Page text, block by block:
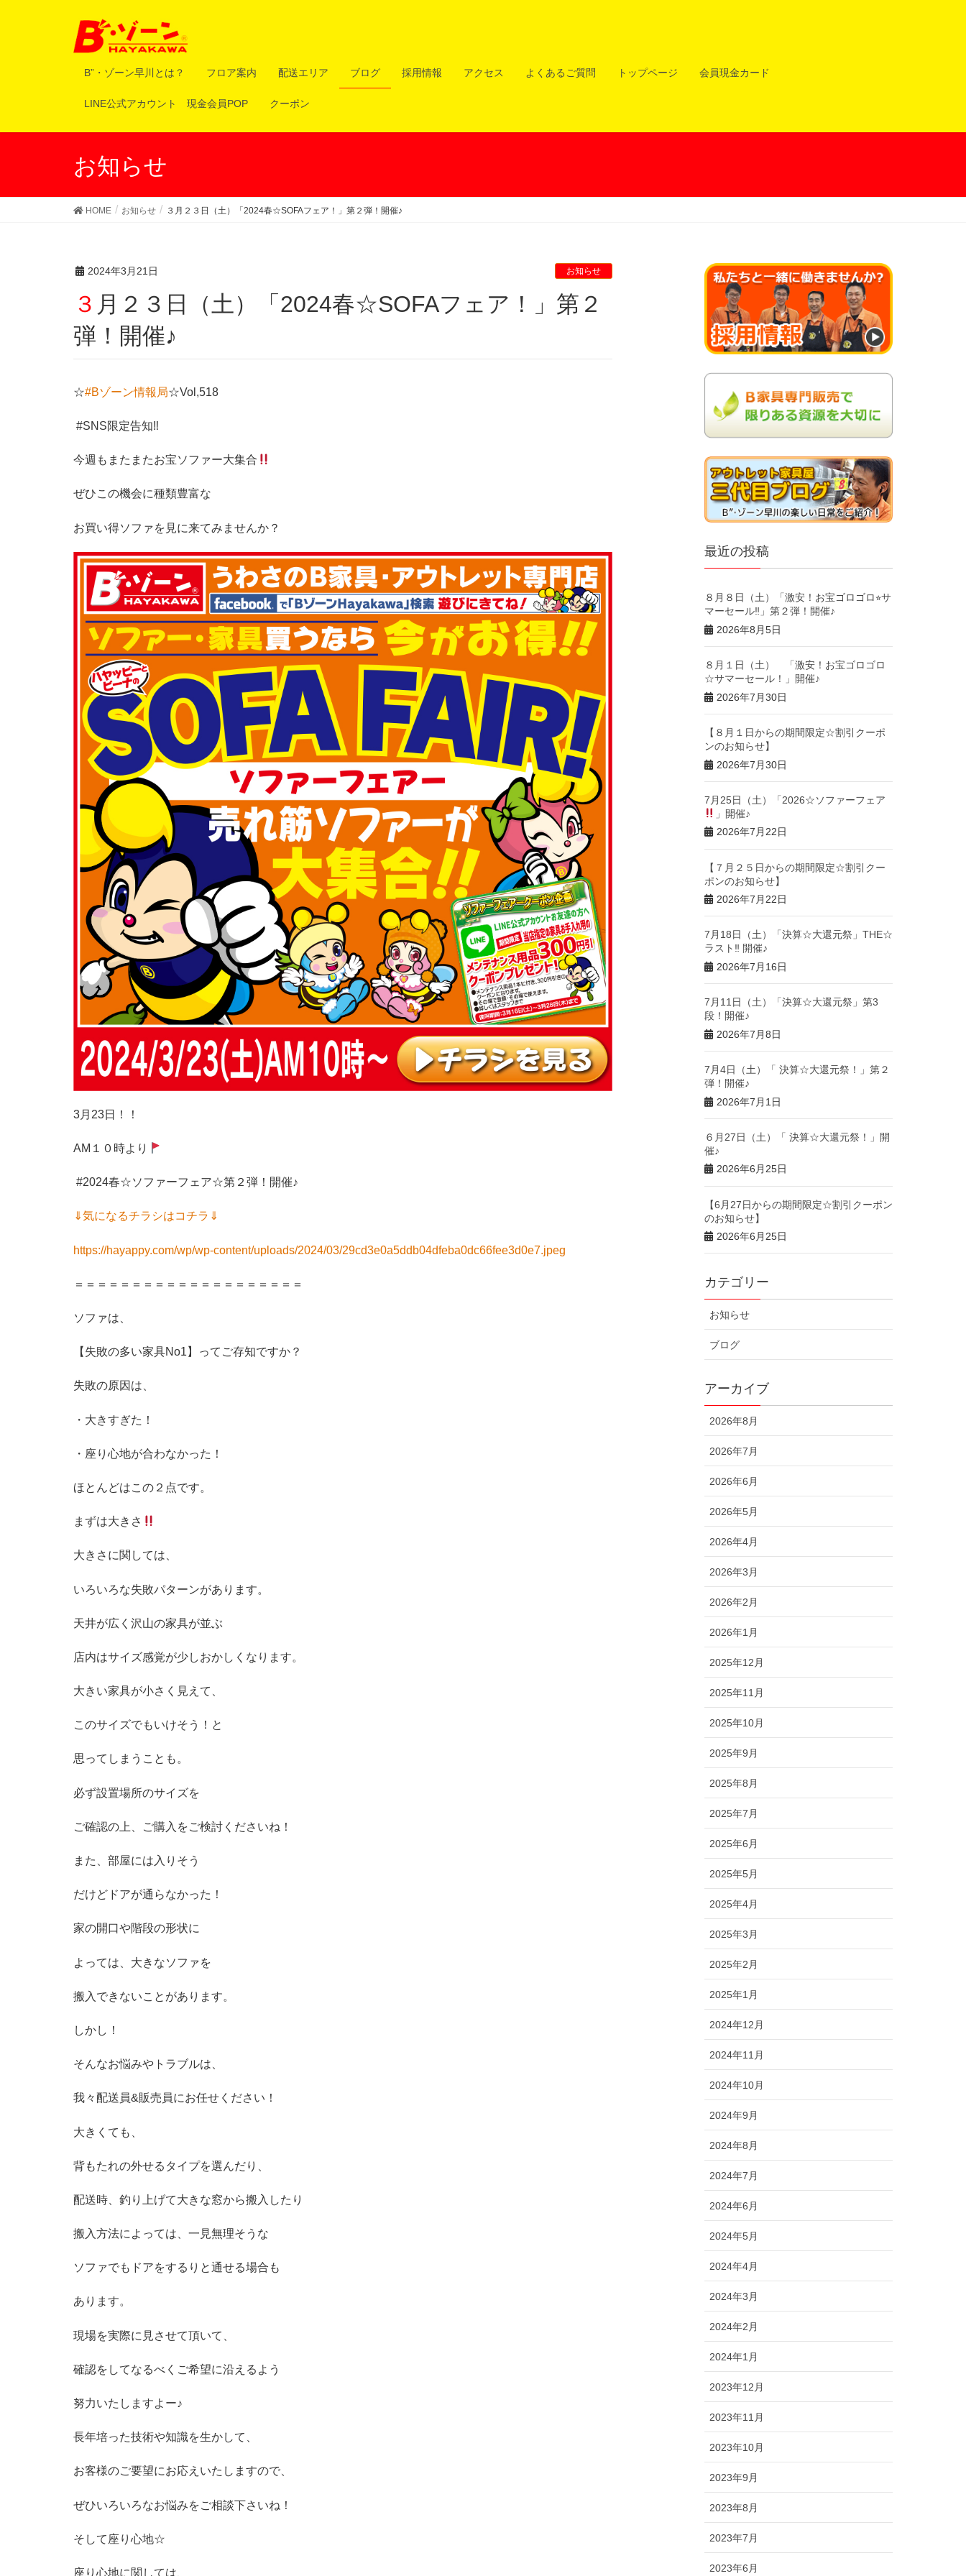
B”・ゾーン早川とは？ フロア案内 配送エリア ブログ 採用情報 アクセス よくあるご質問 トップページ 会員現金カード
LINE公式アカウント 現金会員POP クーポン
お知らせ
HOME お知らせ ３月２３日（土）「2024春☆SOFAフェア！」第２弾！開催♪
2024年3月21日 お知らせ
３月２３日（土）「2024春☆SOFAフェア！」第２
弾！開催♪
☆#Bゾーン情報局☆Vol,518
#SNS限定告知‼︎
今週もまたまたお宝ソファー大集合
ぜひこの機会に種類豊富な
お買い得ソファを見に来てみませんか？
3月23日！！
AM１０時より
#2024春☆ソファーフェア☆第２弾！開催♪
⇓気になるチラシはコチラ⇓
https://hayappy.com/wp/wp-content/uploads/2024/03/29cd3e0a5ddb04dfeba0dc66fee3d0e7.jpeg
＝＝＝＝＝＝＝＝＝＝＝＝＝＝＝＝＝＝＝＝
ソファは、
【失敗の多い家具No1】ってご存知ですか？
失敗の原因は、
・大きすぎた！
・座り心地が合わなかった！
ほとんどはこの２点です。
まずは大きさ
大きさに関しては、
いろいろな失敗パターンがあります。
天井が広く沢山の家具が並ぶ
店内はサイズ感覚が少しおかしくなります。
大きい家具が小さく見えて、
このサイズでもいけそう！と
思ってしまうことも。
必ず設置場所のサイズを
ご確認の上、ご購入をご検討くださいね！
また、部屋には入りそう
だけどドアが通らなかった！
家の開口や階段の形状に
よっては、大きなソファを
搬入できないことがあります。
しかし！
そんなお悩みやトラブルは、
我々配送員&販売員にお任せください！
大きくても、
背もたれの外せるタイプを選んだり、
配送時、釣り上げて大きな窓から搬入したり
搬入方法によっては、一見無理そうな
ソファでもドアをするりと通せる場合も
あります。
現場を実際に見させて頂いて、
確認をしてなるべくご希望に沿えるよう
努力いたしますよー♪
長年培った技術や知識を生かして、
お客様のご要望にお応えいたしますので、
ぜひいろいろなお悩みをご相談下さいね！
そして座り心地☆
座り心地に関しては、
最近の投稿
８月８日（土）「激安！お宝ゴロゴロ⭐︎サ
マーセール‼︎」第２弾！開催♪
2026年8月5日
８月１日（土） 「激安！お宝ゴロゴロ
☆サマーセール！」開催♪
2026年7月30日
【８月１日からの期間限定☆割引クーポ
ンのお知らせ】
2026年7月30日
7月25日（土）「2026☆ソファーフェア
」開催♪
2026年7月22日
【７月２５日からの期間限定☆割引クー
ポンのお知らせ】
2026年7月22日
7月18日（土）「決算☆大還元祭」THE☆
ラスト‼︎ 開催♪
2026年7月16日
7月11日（土）「決算☆大還元祭」第3
段！開催♪
2026年7月8日
7月4日（土）「 決算☆大還元祭！」第２
弾！開催♪
2026年7月1日
６月27日（土）「 決算☆大還元祭！」開
催♪
2026年6月25日
【6月27日からの期間限定☆割引クーポン
のお知らせ】
2026年6月25日
カテゴリー
お知らせ
ブログ
アーカイブ
2026年8月
2026年7月
2026年6月
2026年5月
2026年4月
2026年3月
2026年2月
2026年1月
2025年12月
2025年11月
2025年10月
2025年9月
2025年8月
2025年7月
2025年6月
2025年5月
2025年4月
2025年3月
2025年2月
2025年1月
2024年12月
2024年11月
2024年10月
2024年9月
2024年8月
2024年7月
2024年6月
2024年5月
2024年4月
2024年3月
2024年2月
2024年1月
2023年12月
2023年11月
2023年10月
2023年9月
2023年8月
2023年7月
2023年6月